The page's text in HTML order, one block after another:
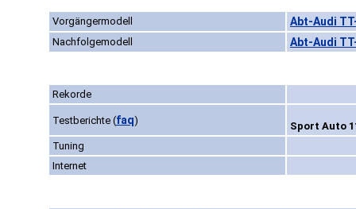
Vorgängermodell Abt-Audi
Nachfolgemodell Abt-Audi
Rekorde
Testberichte (faq)
Sport Auto
Tuning
Internet